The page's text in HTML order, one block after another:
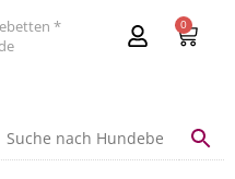
*
0